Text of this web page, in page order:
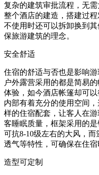
复杂的建筑审批流程，无
整个酒店的建造，搭建过
不使用时还可以拆卸换到
保旅游建筑的理念。
安全舒适
住宿的舒适与否也是影响
户外露营采用的都是简易
体验，如今酒店帐篷却可
内部有着充分的使用空间
样的住宿配套，让客人在
客睡眠质量，框架采用的
可抗8-10级左右的大风，而
透气等特性，可确保在住宿
造型可定制